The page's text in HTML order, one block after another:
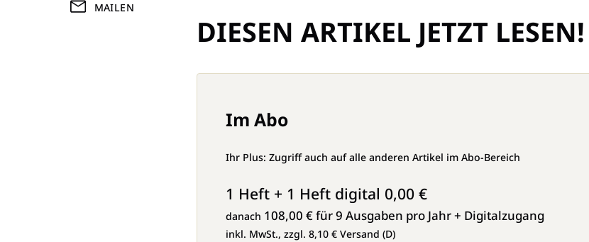
DIESEN ARTIKEL JETZT LESEN!
Im Abo
Ihr Plus: Zugriff auch auf alle anderen Artikel im Abo-Bereich
1 Heft + 1 Heft digital 0,00 €
danach 108,00 € für 9 Ausgaben pro Jahr + Digitalzugang
inkl. MwSt., zzgl. 8,10 € Versand (D)
MAILEN